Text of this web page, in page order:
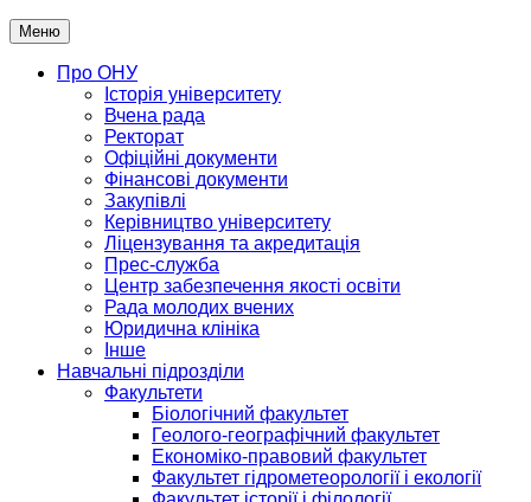
Меню
Про ОНУ
Історія університету
Вчена рада
Ректорат
Офіційні документи
Фінансові документи
Закупівлі
Керівництво університету
Ліцензування та акредитація
Прес-служба
Центр забезпечення якості освіти
Рада молодих вчених
Юридична клініка
Інше
Навчальні підрозділи
Факультети
Біологічний факультет
Геолого-географічний факультет
Економіко-правовий факультет
Факультет гідрометеорології і екології